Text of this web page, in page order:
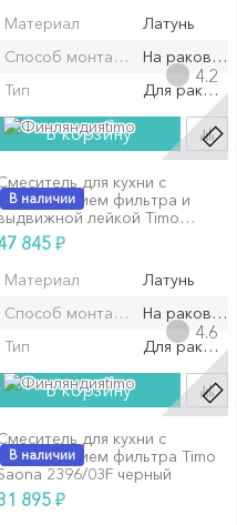
Материал
Латунь
Способ монтажа/установки
На
Тип
Для
В корзину
timo
4.2
В наличии
для кухни с
фильтра и
лейкой Timo
Saona 2356/18FL...
845 ₽
Материал
Латунь
Способ монтажа/установки
На
Тип
Для
В корзину
timo
4.6
В наличии
для кухни с
фильтра Timo
2396/03F черный
895₽